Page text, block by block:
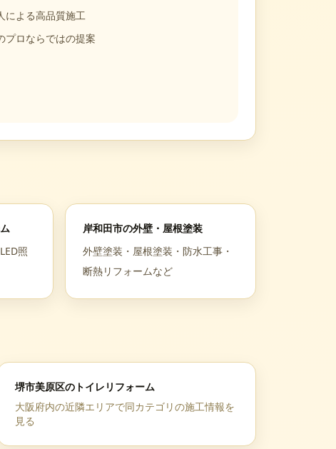
による高品質施工
プロならではの提案
照
岸和田市の外壁・屋根塗装
外壁塗装・屋根塗装・防水工事・
断熱リフォームなど
堺市美原区の トイレリフォーム
大阪府内の近隣エリアで同カテゴリの施工情報を
見る